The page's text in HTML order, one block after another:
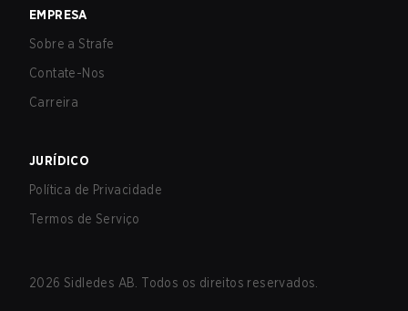
EMPRESA
Sobre a Strafe
Contate-Nos
Carreira
JURÍDICO
Política de Privacidade
Termos de Serviço
2026 Sidledes AB. Todos os direitos reservados.